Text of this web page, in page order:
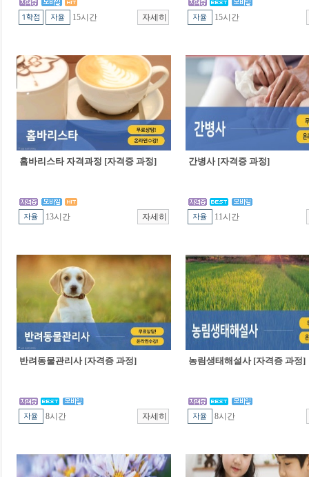
15시간 15시간
홈바리스타 자격과정 [자격증 과정]
13시간
간병사 [자격증 과정]
11시간
반려동물관리사 [자격증 과정]
8시간
농림생태해설사 [자격증 과정]
8시간